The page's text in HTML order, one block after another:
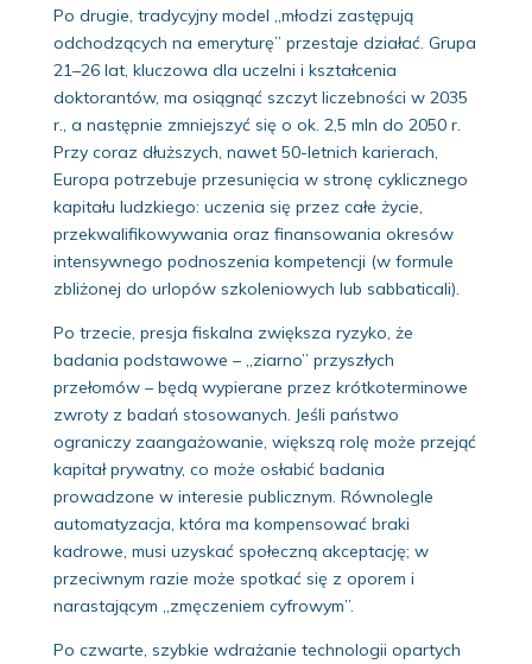
Po drugie, tradycyjny model „młodzi zastępują
odchodzących na emeryturę” przestaje działać. Grupa
21–26 lat, kluczowa dla uczelni i kształcenia
doktorantów, ma osiągnąć szczyt liczebności w 2035
r., a następnie zmniejszyć się o ok. 2,5 mln do 2050 r.
Przy coraz dłuższych, nawet 50-letnich karierach,
Europa potrzebuje przesunięcia w stronę cyklicznego
kapitału ludzkiego: uczenia się przez całe życie,
przekwalifikowywania oraz finansowania okresów
intensywnego podnoszenia kompetencji (w formule
zbliżonej do urlopów szkoleniowych lub sabbaticali).
Po trzecie, presja fiskalna zwiększa ryzyko, że
badania podstawowe – „ziarno” przyszłych
przełomów – będą wypierane przez krótkoterminowe
zwroty z badań stosowanych. Jeśli państwo
ograniczy zaangażowanie, większą rolę może przejąć
kapitał prywatny, co może osłabić badania
prowadzone w interesie publicznym. Równolegle
automatyzacja, która ma kompensować braki
kadrowe, musi uzyskać społeczną akceptację; w
przeciwnym razie może spotkać się z oporem i
narastającym „zmęczeniem cyfrowym”.
Po czwarte, szybkie wdrażanie technologii opartych